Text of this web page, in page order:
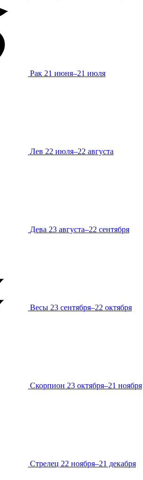
Рак 21 июня–21 июля
Лев 22 июля–22 августа
Дева 23 августа–22 сентября
Весы 23 сентября–22 октября
Скорпион 23 октября–21 ноября
Стрелец 22 ноября–21 декабря